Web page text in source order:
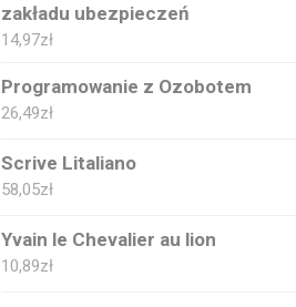
zakładu ubezpieczeń
14,97zł
Programowanie z Ozobotem
26,49zł
Scrive Litaliano
58,05zł
Yvain le Chevalier au lion
10,89zł